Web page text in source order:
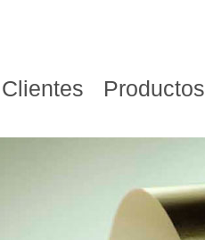
Clientes Productos